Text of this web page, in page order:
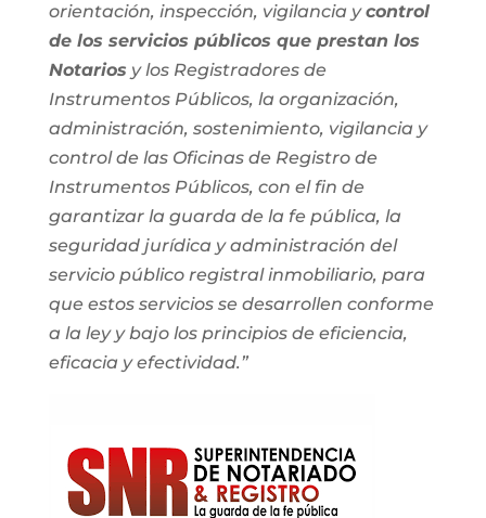
orientación, inspección, vigilancia ycontrol
de los servicios públicos que prestan los
Notarios y los Registradores de
Instrumentos Públicos, la organización,
administración, sostenimiento, vigilancia y
control de las Oficinas de Registro de
Instrumentos Públicos, con el fin de
garantizar la guarda de la fe pública, la
seguridad jurídica y administración del
servicio público registral inmobiliario, para
que estos servicios se desarrollen conforme
a la ley y bajo los principios de eficiencia,
eficacia y efectividad.”